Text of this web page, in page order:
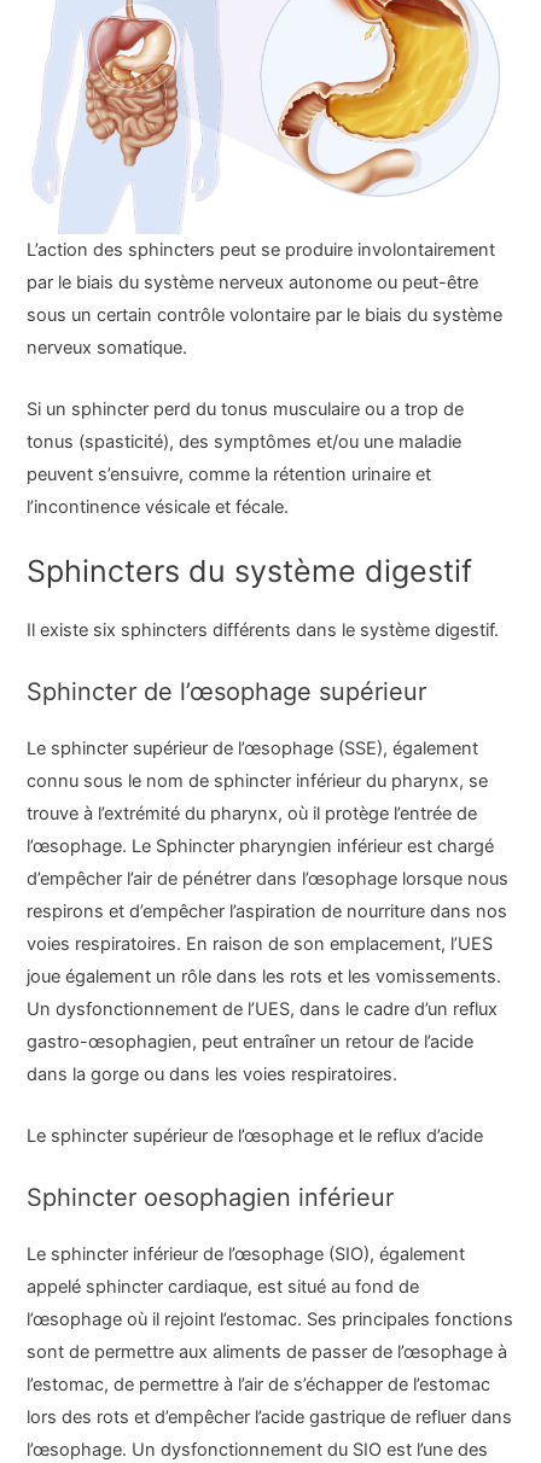
L’action des sphincters peut se produire involontairement
par le biais du système nerveux autonome ou peut-être
sous un certain contrôle volontaire par le biais du système
nerveux somatique.
Si un sphincter perd du tonus musculaire ou a trop de
tonus (spasticité), des symptômes et/ou une maladie
peuvent s’ensuivre, comme la rétention urinaire et
l’incontinence vésicale et fécale.
Sphincters du système digestif
Il existe six sphincters différents dans le système digestif.
Sphincter de l’œsophage supérieur
Le sphincter supérieur de l’œsophage (SSE), également
connu sous le nom de sphincter inférieur du pharynx, se
trouve à l’extrémité du pharynx, où il protège l’entrée de
l’œsophage. Le Sphincter pharyngien inférieur est chargé
d’empêcher l’air de pénétrer dans l’œsophage lorsque nous
respirons et d’empêcher l’aspiration de nourriture dans nos
voies respiratoires. En raison de son emplacement, l’UES
joue également un rôle dans les rots et les vomissements.
Un dysfonctionnement de l’UES, dans le cadre d’un reflux
gastro-œsophagien, peut entraîner un retour de l’acide
dans la gorge ou dans les voies respiratoires.
Le sphincter supérieur de l’œsophage et le reflux d’acide
Sphincter oesophagien inférieur
Le sphincter inférieur de l’œsophage (SIO), également
appelé sphincter cardiaque, est situé au fond de
l’œsophage où il rejoint l’estomac. Ses principales fonctions
sont de permettre aux aliments de passer de l’œsophage à
l’estomac, de permettre à l’air de s’échapper de l’estomac
lors des rots et d’empêcher l’acide gastrique de refluer dans
l’œsophage. Un dysfonctionnement du SIO est l’une des